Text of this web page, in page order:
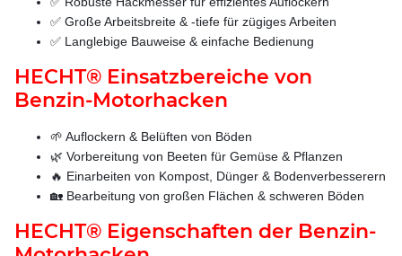
✅ Große Arbeitsbreite & -tiefe für zügiges Arbeiten
✅ Langlebige Bauweise & einfache Bedienung
HECHT® Einsatzbereiche von
Benzin-Motorhacken
🌱 Auflockern & Belüften von Böden
🌿 Vorbereitung von Beeten für Gemüse & Pflanzen
🔥 Einarbeiten von Kompost, Dünger & Bodenverbesserern
🏡 Bearbeitung von großen Flächen & schweren Böden
HECHT® Eigenschaften der Benzin-